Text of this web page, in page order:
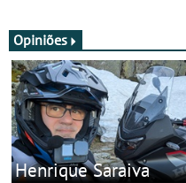
Opiniões
Henrique Saraiva